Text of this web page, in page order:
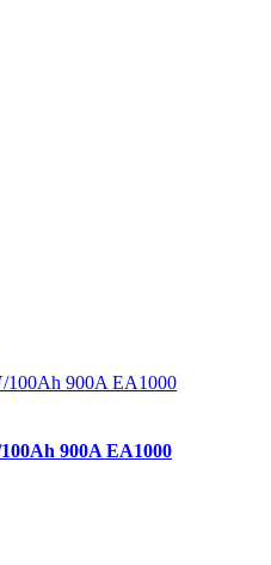
900A EA1000